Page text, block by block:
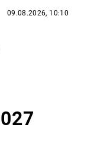
09.08.2026, 10:10